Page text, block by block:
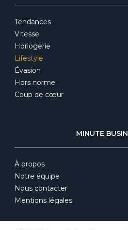
Tendances
Vitesse
Horlogerie
Lifestyle
Évasion
Hors norme
Coup de cœur
MINUTE
À propos
Notre équipe
Nous contacter
Mentions légales